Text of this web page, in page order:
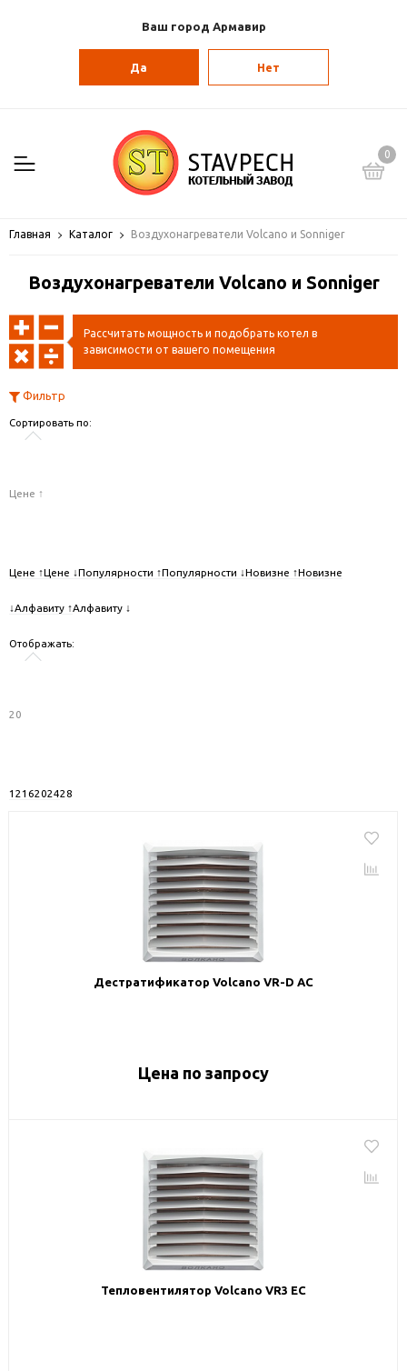
Ваш город Армавир
Да Нет
0
Главная Каталог Воздухонагреватели Volcano и Sonniger
Воздухонагреватели Volcano и Sonniger
Рассчитать мощность и подобрать котел в
зависимости от вашего помещения
Фильтр
Сортировать по:
Цене ↑
Цене ↑Цене ↓Популярности ↑Популярности ↓Новизне ↑Новизне
↓Алфавиту ↑Алфавиту ↓
Отображать:
20
12 16202428
Дестратификатор Volcano VR-D AC
Цена по запросу
Тепловентилятор Volcano VR3 EC